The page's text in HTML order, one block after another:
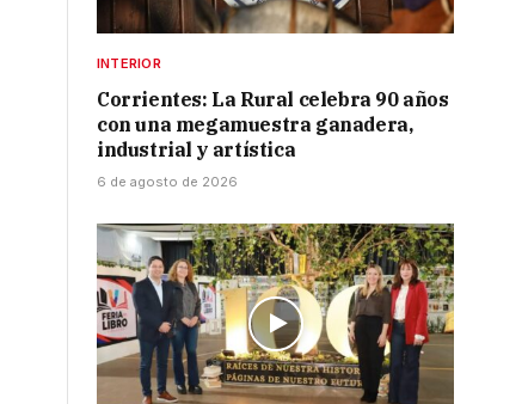
INTERIOR
Corrientes: La Rural celebra 90 años
con una megamuestra ganadera,
industrial y artística
6 de agosto de 2026